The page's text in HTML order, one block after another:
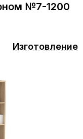
№7-1200
Изготовление